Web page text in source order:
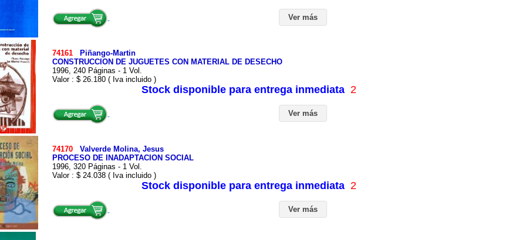
Ver más
74161
Piñango-Martin
CONSTRUCCION DE JUGUETES CON MATERIAL DE DESECHO
1996, 240 Páginas - 1 Vol.
Valor : $ 26.180 ( Iva incluido )
Stock disponible para entrega inmediata 2
Ver más
74170 Valverde Molina, Jesus
PROCESO DE INADAPTACION SOCIAL
1996, 320 Páginas - 1 Vol.
Valor : $ 24.038 ( Iva incluido )
Stock disponible para entrega inmediata 2
Ver más